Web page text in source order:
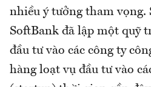
nhiều ý tưởng tham vọng.
SoftBank đã lập một quỹ
đầu tư vào các công ty
hàng loạt vụ đầu tư vào